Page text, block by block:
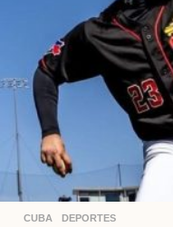
CUBA ,DEPORTES